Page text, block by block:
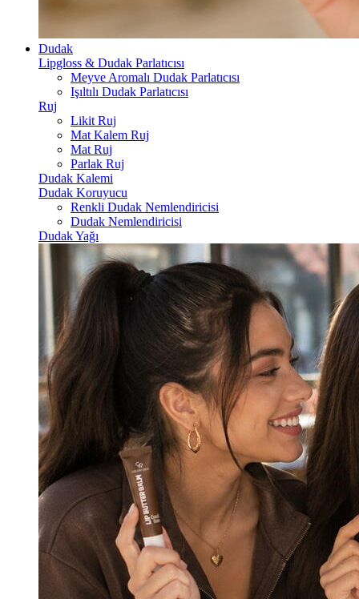
Dudak
Lipgloss & Dudak Parlatıcısı
Meyve Aromalı Dudak Parlatıcısı
Işıltılı Dudak Parlatıcısı
Ruj
Likit Ruj
Mat Kalem Ruj
Mat Ruj
Parlak Ruj
Dudak Kalemi
Dudak Koruyucu
Renkli Dudak Nemlendiricisi
Dudak Nemlendiricisi
Dudak Yağı